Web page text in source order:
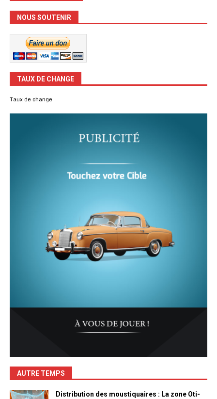
NOUS SOUTENIR
TAUX DE CHANGE
Taux de change
AUTRE TEMPS
Distribution des moustiquaires : La zone Oti-